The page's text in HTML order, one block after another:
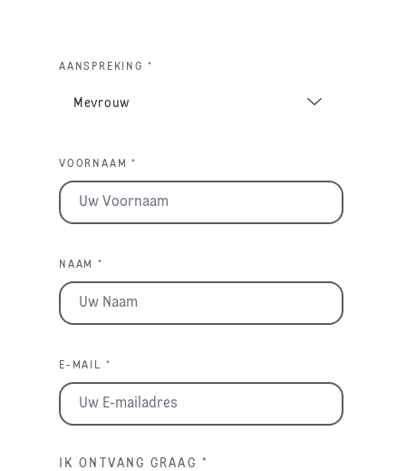
AANSPREKING *
VOORNAAM *
NAAM *
E-MAIL *
IK ONTVANG GRAAG *